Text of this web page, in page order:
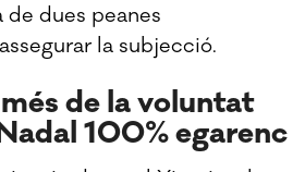
dues peanes
la subjecció.
de la voluntat
100% egarenc